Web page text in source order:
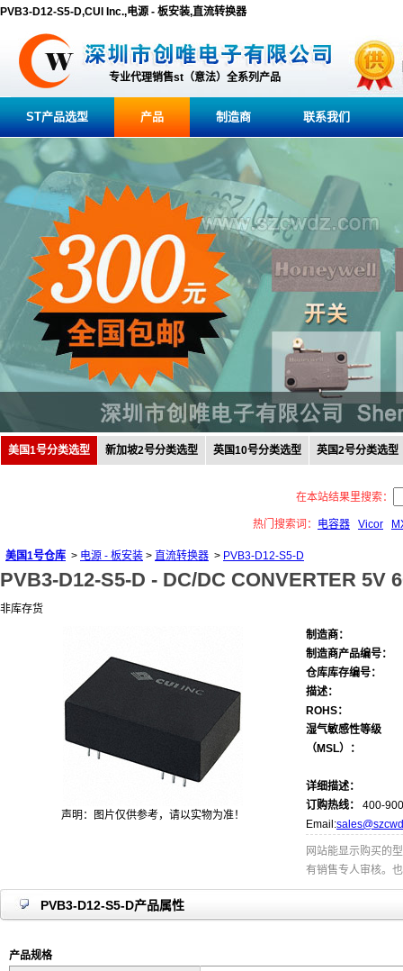
PVB3-D12-S5-D,CUI Inc.,电源 - 板安装,直流转换器
专业代理销售st（意法）全系列产品
ST产品选型 产品 制造商 联系我们
美国1号分类选型 新加坡2号分类选型 英国10号分类选型 英国2号分类选型
在本站结果里搜索：
热门搜索词： 电容器 Vicor
美国1号仓库 > 电源 - 板安装 > 直流转换器 > PVB3-D12-S5-D
PVB3-D12-S5-D - DC/DC CONVERTER 5V
非库存货
声明：图片仅供参考，请以实物为准！
制造商：
制造商产品编号：
仓库库存编号：
描述：
ROHS：
湿气敏感性等级
（MSL）：
详细描述：
订购热线：
400-
Email:
网站能显示购买的
有销售专人审核。
PVB3-D12-S5-D产品属性
产品规格